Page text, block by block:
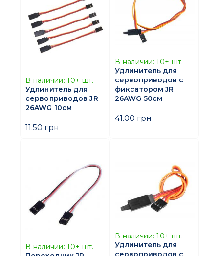
В наличии: 10+ шт.
Удлинитель для
сервоприводов JR
26AWG 10см
11.50 грн
В наличии: 10+ шт.
Удлинитель для
сервоприводов с
фиксатором JR
26AWG 50см
41.00 грн
В наличии: 10+ шт.
В наличии: 10+ шт.
Удлинитель для
сервоприводов с